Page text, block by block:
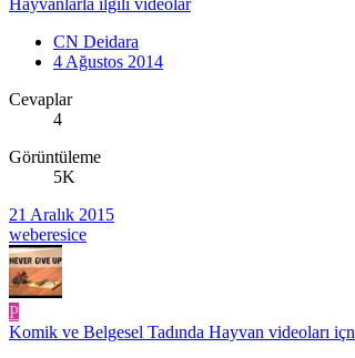
CN Deidara
4 Ağustos 2014
Cevaplar
4
Görüntüleme
5K
21 Aralık 2015
weberesice
P
Komik ve Belgesel Tadında Hayvan videoları